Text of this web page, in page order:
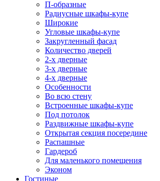
П-образные
Радиусные шкафы-купе
Широкие
Угловые шкафы-купе
Закругленный фасад
Количество дверей
2-х дверные
3-х дверные
4-х дверные
Особенности
Во всю стену
Встроенные шкафы-купе
Под потолок
Раздвижные шкафы-купе
Открытая секция посередине
Распашные
Гардероб
Для маленького помещения
Эконом
Гостиные